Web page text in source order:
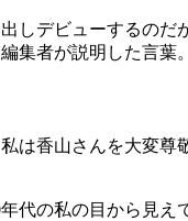
しデビューするのだ
集者が説明した言
は香山さんを大変尊
代の私の目から見え